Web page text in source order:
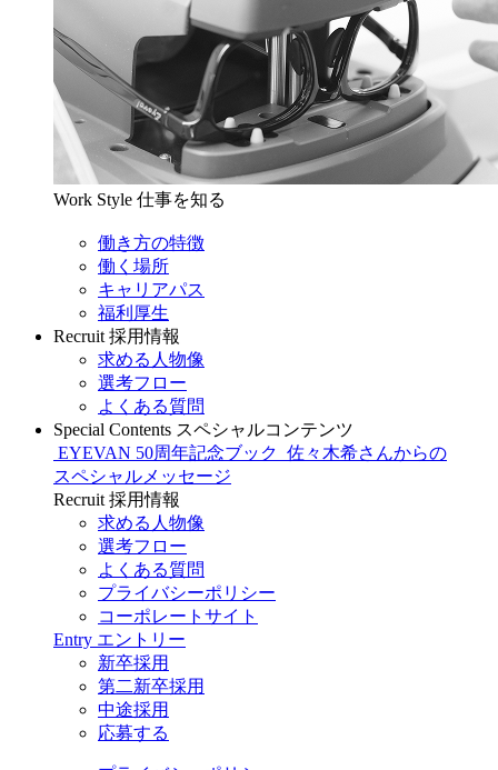
Work Style 仕事を知る
働き方の特徴
働く場所
キャリアパス
福利厚生
Recruit 採用情報
求める人物像
選考フロー
よくある質問
Special Contents スペシャルコンテンツ
EYEVAN 50周年記念ブック 佐々木希さんからの
スペシャルメッセージ
Recruit 採用情報
求める人物像
選考フロー
よくある質問
プライバシーポリシー
コーポレートサイト
Entry エントリー
新卒採用
第二新卒採用
中途採用
応募する